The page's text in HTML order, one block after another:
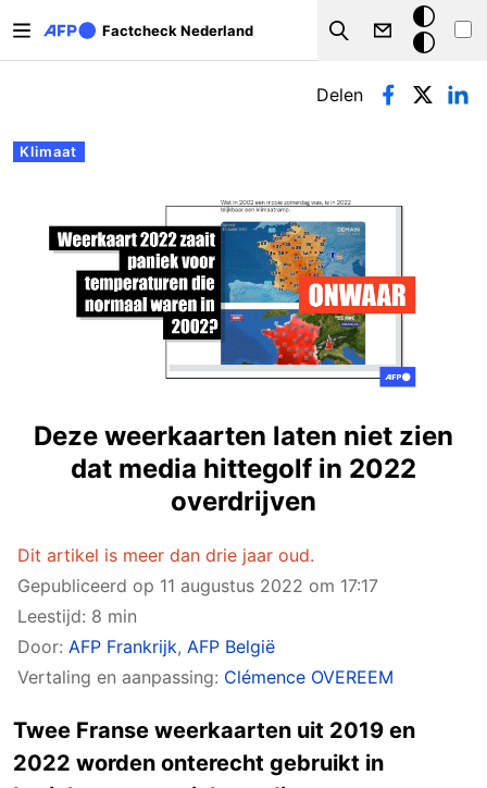
Factcheck Nederland
Search
Donkere
modus
Primaire tabs
Klimaat
Delen
Deze weerkaarten laten niet zien
dat media hittegolf in 2022
overdrijven
Dit artikel is meer dan drie jaar oud.
Gepubliceerd op 11 augustus 2022 om 17:17
Leestijd: 8 min
Door: AFP Frankrijk, AFP België
Vertaling en aanpassing: Clémence OVEREEM
Twee Franse weerkaarten uit 2019 en
2022 worden onterecht gebruikt in